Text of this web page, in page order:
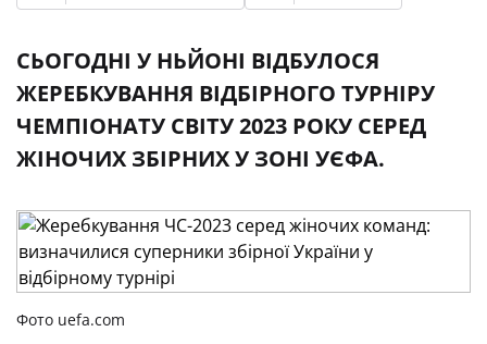
СЬОГОДНІ У НЬЙОНІ ВІДБУЛОСЯ
ЖЕРЕБКУВАННЯ ВІДБІРНОГО ТУРНІРУ
ЧЕМПІОНАТУ СВІТУ 2023 РОКУ СЕРЕД
ЖІНОЧИХ ЗБІРНИХ У ЗОНІ УЄФА.
Фото uefa.com